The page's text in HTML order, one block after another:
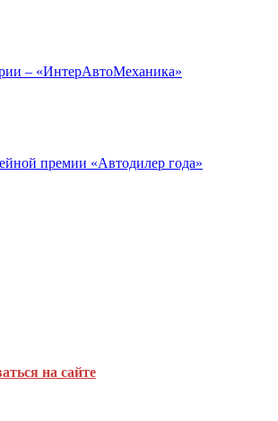
– «ИнтерАвтоМеханика»
премии «Автодилер года»
на сайте